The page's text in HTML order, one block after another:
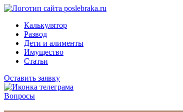
Калькулятор
Развод
Дети и алименты
Имущество
Статьи
Оставить заявку
Вопросы